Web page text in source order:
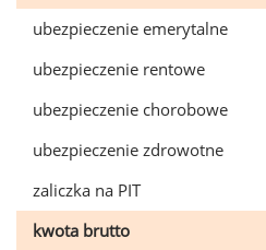
ubezpieczenie emerytalne
ubezpieczenie rentowe
ubezpieczenie chorobowe
ubezpieczenie zdrowotne
zaliczka na PIT
kwota brutto